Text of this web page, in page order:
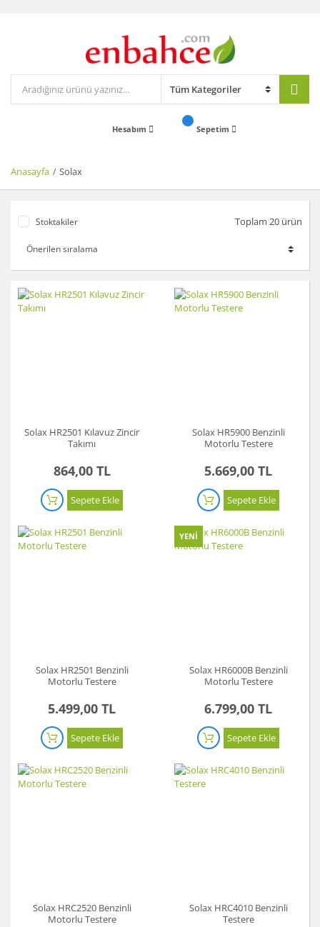
Hesabım Sepetim
Anasayfa Solax
Stoktakiler Toplam 20 ürün
Solax HR2501 Kılavuz Zincir
Takımı
864,00 TL
Sepete Ekle
Solax HR5900 Benzinli
Motorlu Testere
5.669,00 TL
Sepete Ekle
Solax HR2501 Benzinli
Motorlu Testere
5.499,00 TL
Sepete Ekle
YENİ
Solax HR6000B Benzinli
Motorlu Testere
6.799,00 TL
Sepete Ekle
Solax HRC2520 Benzinli
Motorlu Testere
Solax HRC4010 Benzinli
Testere